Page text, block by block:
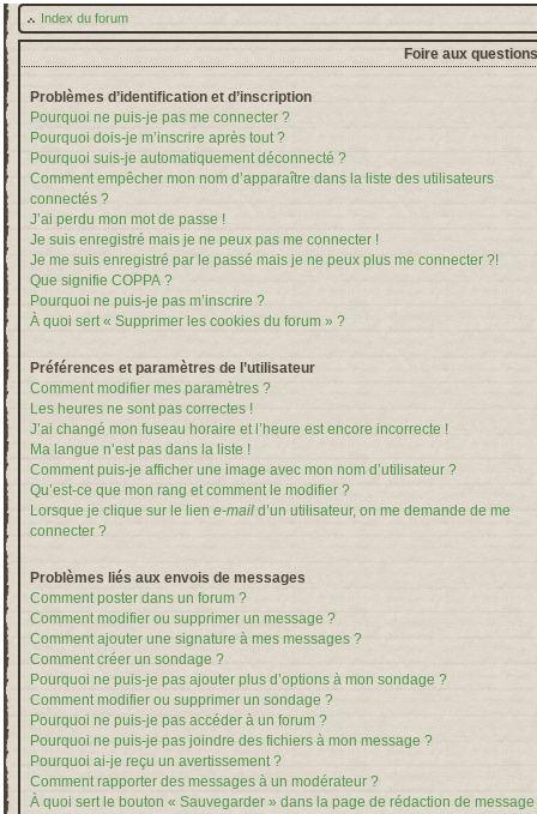
Index du forum
Foire aux
Problèmes d’identification et d’inscription
Pourquoi ne puis-je pas me connecter ?
Pourquoi dois-je m’inscrire après tout ?
Pourquoi suis-je automatiquement déconnecté ?
Comment empêcher mon nom d’apparaître dans la liste des utilisateurs
connectés ?
J’ai perdu mon mot de passe !
Je suis enregistré mais je ne peux pas me connecter !
Je me suis enregistré par le passé mais je ne peux plus me connecter ?!
Que signifie COPPA ?
Pourquoi ne puis-je pas m’inscrire ?
À quoi sert « Supprimer les cookies du forum » ?
Préférences et paramètres de l’utilisateur
Comment modifier mes paramètres ?
Les heures ne sont pas correctes !
J’ai changé mon fuseau horaire et l’heure est encore incorrecte !
Ma langue n’est pas dans la liste !
Comment puis-je afficher une image avec mon nom d’utilisateur ?
Qu’est-ce que mon rang et comment le modifier ?
Lorsque je clique sur le lien e-mail d’un utilisateur, on me demande de me
connecter ?
Problèmes liés aux envois de messages
Comment poster dans un forum ?
Comment modifier ou supprimer un message ?
Comment ajouter une signature à mes messages ?
Comment créer un sondage ?
Pourquoi ne puis-je pas ajouter plus d’options à mon sondage ?
Comment modifier ou supprimer un sondage ?
Pourquoi ne puis-je pas accéder à un forum ?
Pourquoi ne puis-je pas joindre des fichiers à mon message ?
Pourquoi ai-je reçu un avertissement ?
Comment rapporter des messages à un modérateur ?
À quoi sert le bouton « Sauvegarder » dans la page de rédaction de message